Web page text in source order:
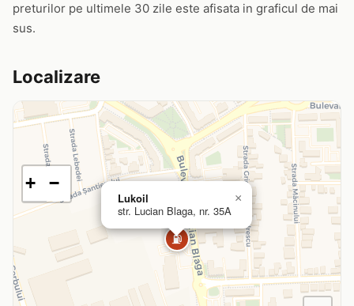
preturilor pe ultimele 30 zile este afisata in graficul de mai
sus.
Localizare
⛽
Lukoil
str. Lucian Blaga, nr. 35A
×
+ −